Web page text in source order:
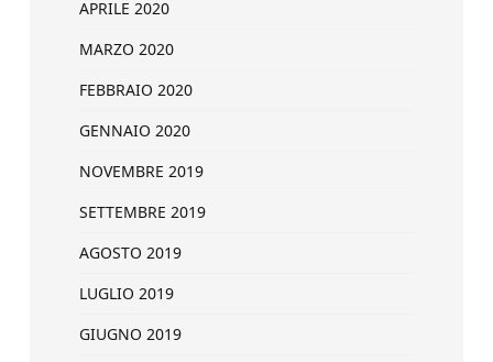
APRILE 2020
MARZO 2020
FEBBRAIO 2020
GENNAIO 2020
NOVEMBRE 2019
SETTEMBRE 2019
AGOSTO 2019
LUGLIO 2019
GIUGNO 2019